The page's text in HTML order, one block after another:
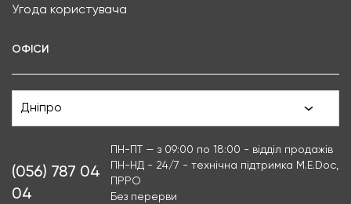
Угода користувача
ОФІСИ
Дніпро
(056) 787 04
04
ПН-ПТ — з 09:00 по 18:00 - відділ продажів
ПН-НД - 24/7 - технічна підтримка M.E.Doc,
ПРРО
Без перерви